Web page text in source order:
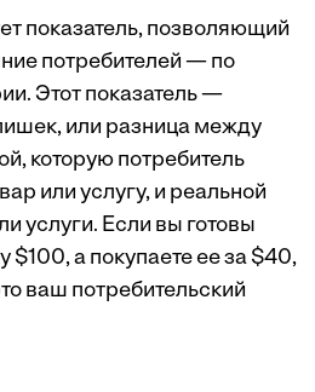
показатель, позволяющий
потребителей — по
Этот показатель —
или разница между
которую потребитель
или услугу, и реальной
услуги. Если вы готовы
$100, а покупаете ее за $40,
ваш потребительский